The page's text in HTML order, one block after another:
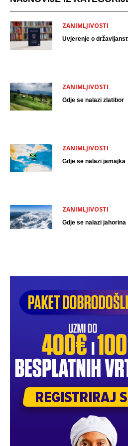
ZANIMLJIVOSTI
Uvjerenje o
ZANIMLJIVOSTI
Gdje se nalazi zlatibor
ZANIMLJIVOSTI
Gdje se nalazi jamajka
ZANIMLJIVOSTI
Gdje se nalazi jahorina